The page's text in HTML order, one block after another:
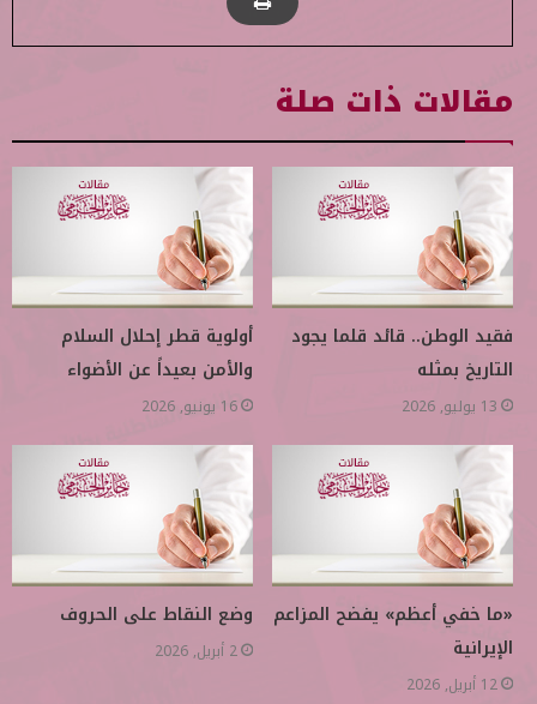
مقالات ذات صلة
فقيد الوطن.. قائد قلما يجود
التاريخ بمثله
13 يوليو, 2026
أولوية قطر إحلال السلام
والأمن بعيداً عن الأضواء
16 يونيو, 2026
«ما خفي أعظم» يفضح المزاعم
الإيرانية
12 أبريل, 2026
وضع النقاط على الحروف
2 أبريل, 2026